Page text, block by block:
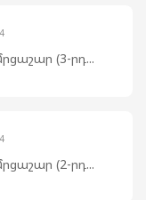
(3-րդ...
(2-րդ...